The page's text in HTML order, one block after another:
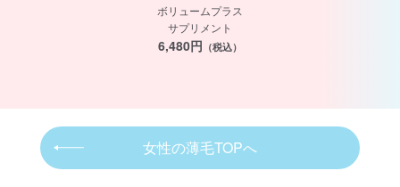
ボリュームプラス
サプリメント
6,480円 （税込）
女性の薄毛TOPへ